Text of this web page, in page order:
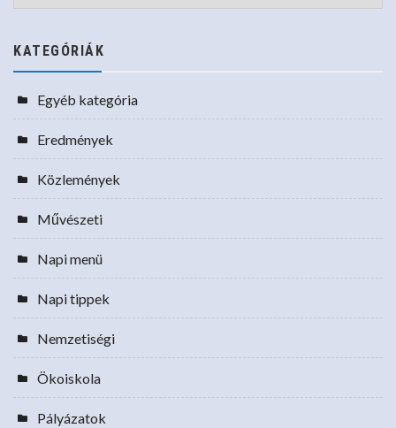
KATEGÓRIÁK
Egyéb kategória
Eredmények
Közlemények
Művészeti
Napi menü
Napi tippek
Nemzetiségi
Ökoiskola
Pályázatok